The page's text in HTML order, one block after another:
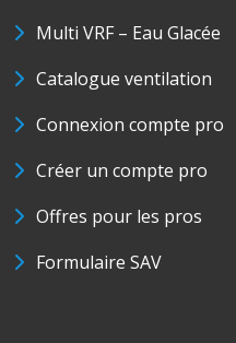
Multi VRF – Eau Glacée
Catalogue ventilation
Connexion compte pro
Créer un compte pro
Offres pour les pros
Formulaire SAV